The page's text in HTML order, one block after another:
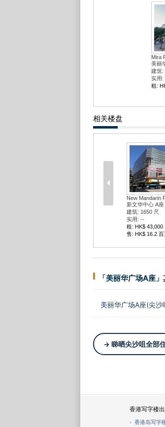
Mira
美丽
建筑:
实用:
租:
相关楼盘
New Mandarin
新文华中心 A座
建筑: 1650 尺
实用: --
租: HK$ 43,000
售: HK$ 16.2 百
「美丽华广场A座
美丽华广场A座(尖
→ 睇晒尖沙咀全部
香港写字楼
香港岛写字